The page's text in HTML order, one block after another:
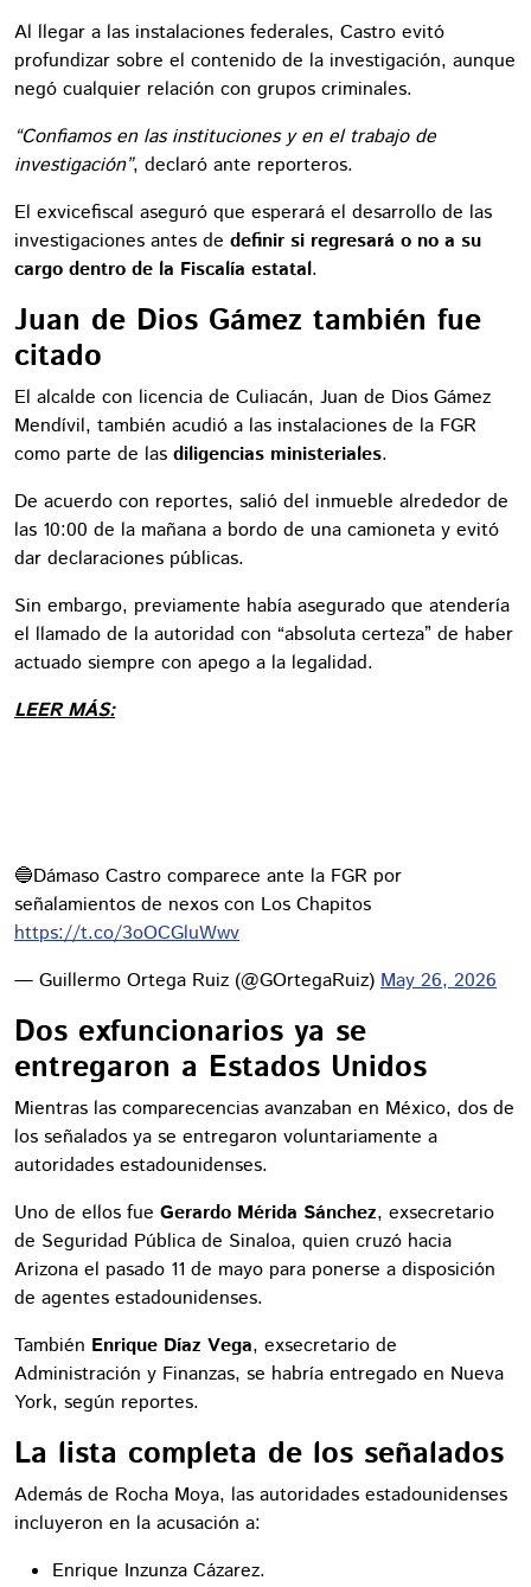
Al llegar a las instalaciones federales, Castro evitó
profundizar sobre el contenido de la investigación, aunque
negó cualquier relación con grupos criminales.
“Confiamos en las instituciones y en el trabajo de
investigación”, declaró ante reporteros.
El exvicefiscal aseguró que esperará el desarrollo de las
investigaciones antes de definir si regresará o no a su
cargo dentro de la Fiscalía estatal.
Juan de Dios Gámez también fue
citado
El alcalde con licencia de Culiacán, Juan de Dios Gámez
Mendívil, también acudió a las instalaciones de la FGR
como parte de las diligencias ministeriales.
De acuerdo con reportes, salió del inmueble alrededor de
las 10:00 de la mañana a bordo de una camioneta y evitó
dar declaraciones públicas.
Sin embargo, previamente había asegurado que atendería
el llamado de la autoridad con “absoluta certeza” de haber
actuado siempre con apego a la legalidad.
LEER MÁS:
🔵Dámaso Castro comparece ante la FGR por
señalamientos de nexos con Los Chapitos
https://t.co/3oOCGluWwv
— Guillermo Ortega Ruiz (@GOrtegaRuiz) May 26, 2026
Dos exfuncionarios ya se
entregaron a Estados Unidos
Mientras las comparecencias avanzaban en México, dos de
los señalados ya se entregaron voluntariamente a
autoridades estadounidenses.
Uno de ellos fue Gerardo Mérida Sánchez, exsecretario
de Seguridad Pública de Sinaloa, quien cruzó hacia
Arizona el pasado 11 de mayo para ponerse a disposición
de agentes estadounidenses.
También Enrique Díaz Vega, exsecretario de
Administración y Finanzas, se habría entregado en Nueva
York, según reportes.
La lista completa de los señalados
Además de Rocha Moya, las autoridades estadounidenses
incluyeron en la acusación a:
Enrique Inzunza Cázarez.